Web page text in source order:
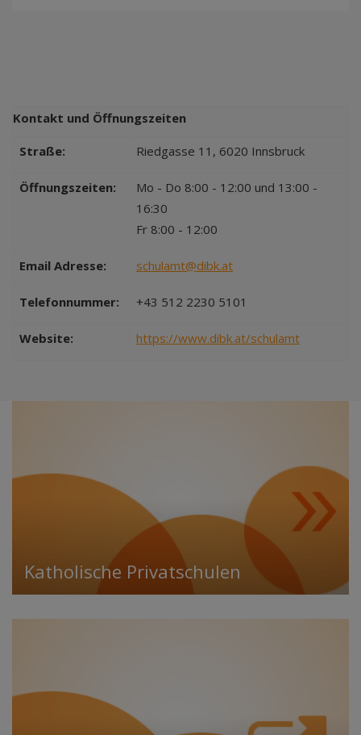
Kontakt und Öffnungszeiten
Straße: Riedgasse 11, 6020 Innsbruck
Öffnungszeiten:
Mo - Do 8:00 - 12:00 und 13:00 -
16:30
Fr 8:00 - 12:00
Email Adresse: schulamt@dibk.at
Telefonnummer: +43 512 2230 5101
Website: https://www.dibk.at/schulamt
Katholische Privatschulen